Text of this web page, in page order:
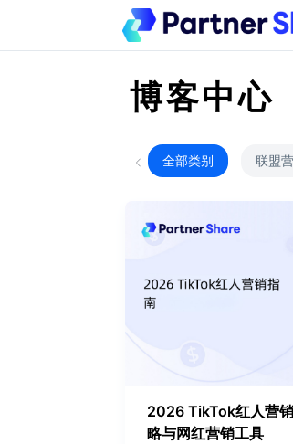
博客中心
2026 TikTok红人营
略与网红营销工具
全部类别 联盟